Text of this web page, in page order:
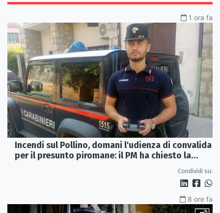
1 ora fa
Incendi sul Pollino, domani l'udienza di convalida
per il presunto piromane: il PM ha chiesto la
Condividi su:
8 ore fa